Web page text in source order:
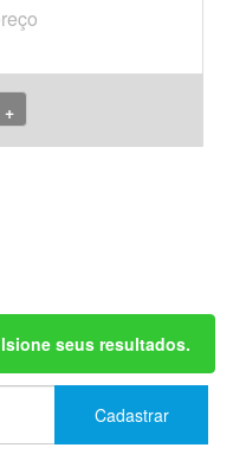
+
seus resultados.
Cadastrar